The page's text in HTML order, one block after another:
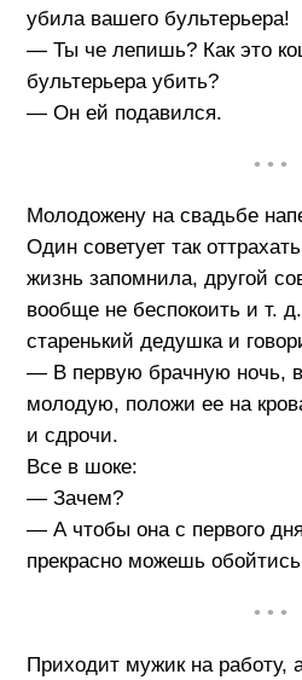
убила вашего бультерьера!
— Ты че лепишь? Как это
бультерьера убить?
— Он ей подавился.
• • •
Молодожену на свадьбе
Один советует так
жизнь запомнила, другой
вообще не беспокоить и т.
старенький дедушка и
— В первую брачную ночь,
молодую, положи ее на
и сдрочи.
Все в шоке:
— Зачем?
— А чтобы она с первого
прекрасно можешь
• • •
Приходит мужик на работу,